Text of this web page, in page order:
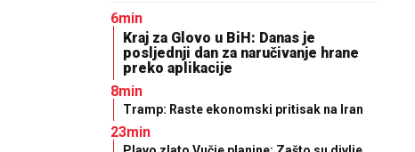
6min
Kraj za Glovo u BiH: Danas je
posljednji dan za naručivanje hrane
preko aplikacije
8min
Tramp: Raste ekonomski pritisak na Iran
23min